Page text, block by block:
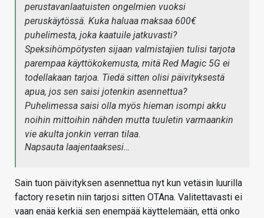
perustavanlaatuisten ongelmien vuoksi
peruskäytössä. Kuka haluaa maksaa 600€
puhelimesta, joka kaatuile jatkuvasti?
Speksihömpötysten sijaan valmistajien tulisi tarjota
parempaa käyttökokemusta, mitä Red Magic 5G ei
todellakaan tarjoa. Tiedä sitten olisi päivityksestä
apua, jos sen saisi jotenkin asennettua?
Puhelimessa saisi olla myös hieman isompi akku
noihin mittoihin nähden mutta tuuletin varmaankin
vie akulta jonkin verran tilaa.
Napsauta laajentaaksesi…
Sain tuon päivityksen asennettua nyt kun vetäsin luurilla
factory resetin niin tarjosi sitten OTAna. Valitettavasti ei
vaan enää kerkiä sen enempää käyttelemään, että onko